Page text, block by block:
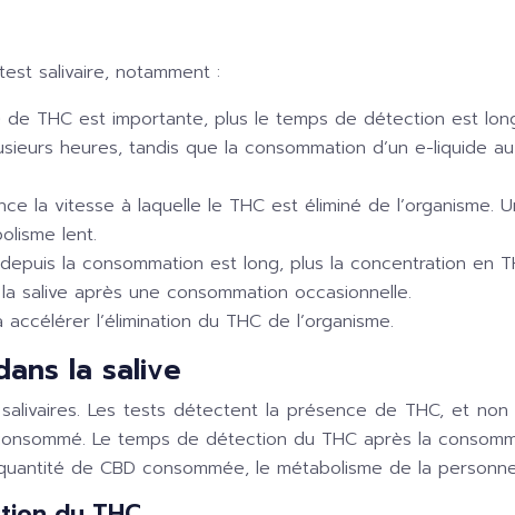
salivaire, notamment :
THC est importante, plus le temps de détection est
heures, tandis que la consommation d’un e-liquide
la vitesse à laquelle le THC est éliminé de l’organisme.
lent.
la consommation est long, plus la concentration en
salive après une consommation occasionnelle.
l’élimination du THC de l’organisme.
la salive
Les tests détectent la présence de THC, et
Le temps de détection du THC après la
de CBD consommée, le métabolisme de la